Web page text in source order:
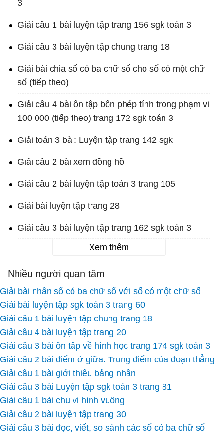
3
Giải câu 1 bài luyện tập trang 156 sgk toán 3
Giải câu 3 bài luyện tập chung trang 18
Giải bài chia số có ba chữ số cho số có một chữ
số (tiếp theo)
Giải câu 4 bài ôn tập bốn phép tính trong phạm vi
100 000 (tiếp theo) trang 172 sgk toán 3
Giải toán 3 bài: Luyện tập trang 142 sgk
Giải câu 2 bài xem đồng hồ
Giải câu 2 bài luyện tập toán 3 trang 105
Giải bài luyện tập trang 28
Giải câu 3 bài luyện tập trang 162 sgk toán 3
Xem thêm
Nhiều người quan tâm
Giải bài nhân số có ba chữ số với số có một chữ số
Giải bài luyện tập sgk toán 3 trang 60
Giải câu 1 bài luyện tập chung trang 18
Giải câu 4 bài luyện tập trang 20
Giải câu 3 bài ôn tập về hình học trang 174 sgk toán 3
Giải câu 2 bài điểm ở giữa. Trung điểm của đoạn thẳng
Giải câu 1 bài giới thiệu bảng nhân
Giải câu 3 bài Luyện tập sgk toán 3 trang 81
Giải câu 1 bài chu vi hình vuông
Giải câu 2 bài luyện tập trang 30
Giải câu 3 bài đọc, viết, so sánh các số có ba chữ số